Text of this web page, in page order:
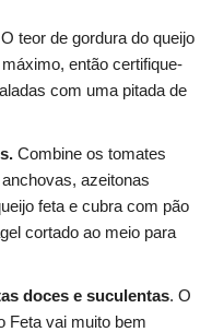
O teor de gordura do queijo
então certifique-
com uma pitada de
Combine os tomates
azeitonas
feta e cubra com pão
cortado ao meio para
doces e suculentas. O
Feta vai muito bem